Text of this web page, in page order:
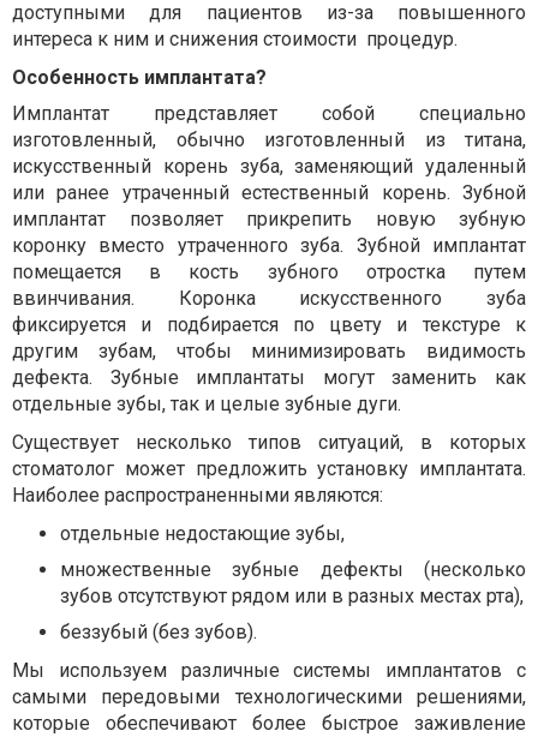
доступными для пациентов из-за повышенного
интереса к ним и снижения стоимости процедур.
Особенность имплантата?
Имплантат представляет собой специально
изготовленный, обычно изготовленный из титана,
искусственный корень зуба, заменяющий удаленный
или ранее утраченный естественный корень. Зубной
имплантат позволяет прикрепить новую зубную
коронку вместо утраченного зуба. Зубной имплантат
помещается в кость зубного отростка путем
ввинчивания. Коронка искусственного зуба
фиксируется и подбирается по цвету и текстуре к
другим зубам, чтобы минимизировать видимость
дефекта. Зубные имплантаты могут заменить как
отдельные зубы, так и целые зубные дуги.
Существует несколько типов ситуаций, в которых
стоматолог может предложить установку имплантата.
Наиболее распространенными являются:
отдельные недостающие зубы,
множественные зубные дефекты (несколько
зубов отсутствуют рядом или в разных местах рта),
беззубый (без зубов).
Мы используем различные системы имплантатов с
самыми передовыми технологическими решениями,
которые обеспечивают более быстрое заживление